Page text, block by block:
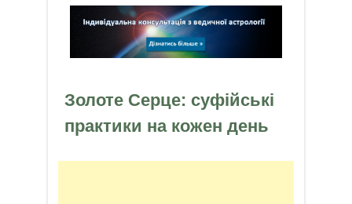
Золоте Серце: суфійські
практики на кожен день